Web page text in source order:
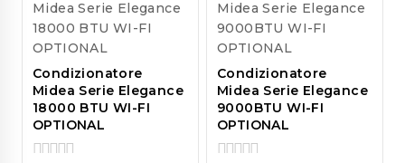
Condizionatore
Midea Serie Elegance
18000 BTU WI-FI
OPTIONAL
Condizionatore
Midea Serie Elegance
9000BTU WI-FI
OPTIONAL